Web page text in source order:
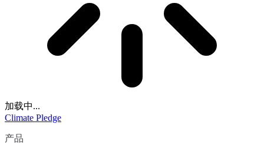
加载中...
Climate Pledge
产品